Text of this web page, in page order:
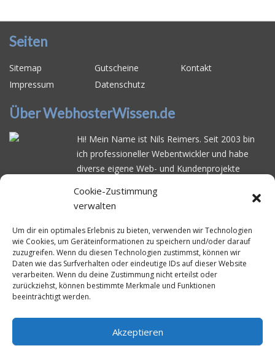
Cookie-Zustimmung
verwalten
Um dir ein optimales Erlebnis zu bieten, verwenden wir Technologien
wie Cookies, um Geräteinformationen zu speichern und/oder darauf
zuzugreifen. Wenn du diesen Technologien zustimmst, können wir
Daten wie das Surfverhalten oder eindeutige IDs auf dieser Website
verarbeiten. Wenn du deine Zustimmung nicht erteilst oder
zurückziehst, können bestimmte Merkmale und Funktionen
beeinträchtigt werden.
Akzeptieren
Seiten
Sitemap Gutscheine
Kontakt
Impressum
Datenschutz
Über WebhosterWissen.de
Hi! Mein Name ist Nils Reimers. Seit 2003 bin
ich professioneller Webentwickler und habe
diverse eigene Web- und Kundenprojekte
schwierig ist gutes Webhosting zu finden: Bei
vielen Anbietern ärgert man sich über
Serverausfälleoder überlangsame
Ladezeiten. Deswegen habe ich im Mai 2016
angefangen, die bekanntesten Webhoster
systematisch zu testen und deren
Erreichbarkeit und Ladezeit für eine typische
Website basierend auf dem beliebten CMS-
System WordPress zu protokollieren. Auf
WebhosterWissen.de werte ich diese